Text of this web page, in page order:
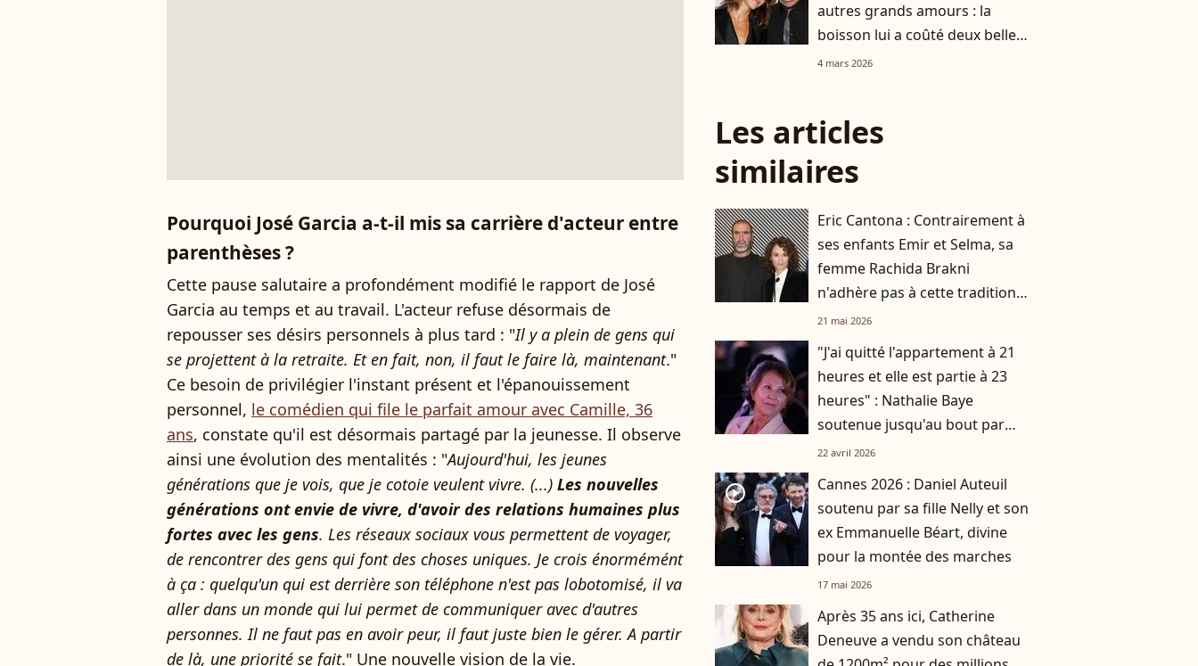
Pourquoi José Garcia a-t-il mis sa carrière d'acteur entre
parenthèses ?
Cette pause salutaire a profondément modifié le rapport de José
Garcia au temps et au travail. L'acteur refuse désormais de
repousser ses désirs personnels à plus tard : "Il y a plein de gens qui
se projettent à la retraite. Et en fait, non, il faut le faire là, maintenant."
Ce besoin de privilégier l'instant présent et l'épanouissement
personnel, le comédien qui file le parfait amour avec Camille, 36
ans, constate qu'il est désormais partagé par la jeunesse. Il observe
ainsi une évolution des mentalités : "Aujourd'hui, les jeunes
générations que je vois, que je cotoie veulent vivre. (...) Les nouvelles
générations ont envie de vivre, d'avoir des relations humaines plus
fortes avec les gens. Les réseaux sociaux vous permettent de voyager,
de rencontrer des gens qui font des choses uniques. Je crois énormémént
à ça : quelqu'un qui est derrière son téléphone n'est pas lobotomisé, il va
aller dans un monde qui lui permet de communiquer avec d'autres
personnes. Il ne faut pas en avoir peur, il faut juste bien le gérer. A partir
de là, une priorité se fait." Une nouvelle vision de la vie.
autres grands amours : la
boisson lui a coûté deux belles
histoires
4 mars 2026
Les articles
similaires
Eric Cantona : Contrairement à
ses enfants Emir et Selma, sa
femme Rachida Brakni
n'adhère pas à cette tradition
familiale, "je tente de lui faire
21 mai 2026
"J'ai quitté l'appartement à 21
heures et elle est partie à 23
heures" : Nathalie Baye
soutenue jusqu'au bout par
Bruno Chiche
22 avril 2026
player2
Cannes 2026 : Daniel Auteuil
soutenu par sa fille Nelly et son
ex Emmanuelle Béart, divine
pour la montée des marches
17 mai 2026
Après 35 ans ici, Catherine
Deneuve a vendu son château